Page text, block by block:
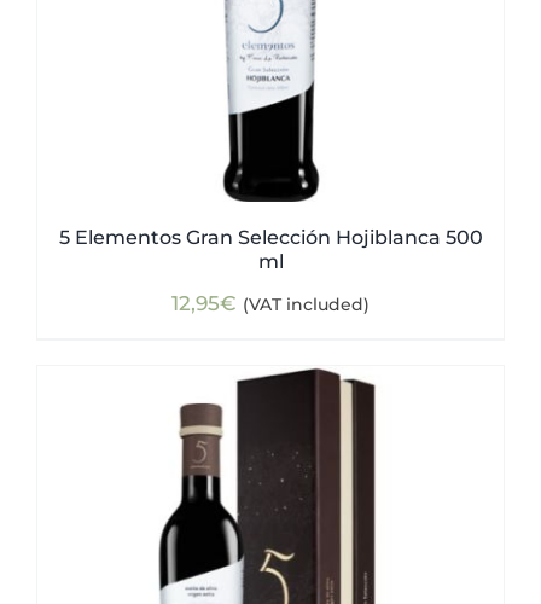
5 Elementos Gran Selección Hojiblanca 500
ml
12,95€ (VAT included)